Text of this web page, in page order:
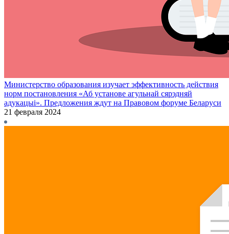
Министерство образования изучает эффективность действия
норм постановления «Аб установе агульнай сярэдняй
адукацыі». Предложения ждут на Правовом форуме Беларуси
21 февраля 2024